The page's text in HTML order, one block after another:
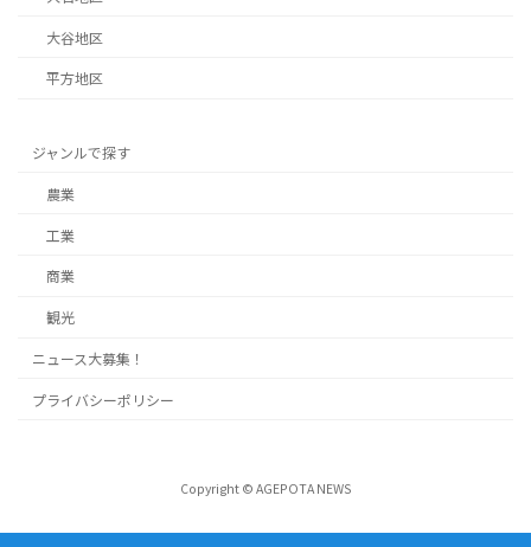
大谷地区
平方地区
ジャンルで探す
農業
工業
商業
観光
ニュース大募集！
プライバシーポリシー
Copyright © AGEPOTA NEWS